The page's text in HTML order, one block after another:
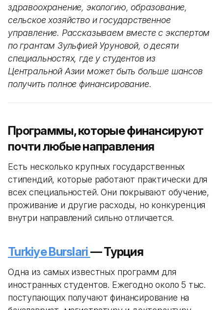
здравоохранение, экологию, образование,
сельское хозяйство и государственное
управление. Рассказываем вместе с экспертом
по грантам Зульфией Уруновой, о десяти
специальностях, где у студентов из
Центральной Азии может быть больше шансов
получить полное финансирование.
Программы, которые финансируют
почти любые направления
Есть несколько крупных государственных
стипендий, которые работают практически для
всех специальностей. Они покрывают обучение,
проживание и другие расходы, но конкуренция
внутри направлений сильно отличается.
Turkiye Burslari— Турция
Одна из самых известных программ для
иностранных студентов. Ежегодно около 5 тыс.
поступающих получают финансирование на